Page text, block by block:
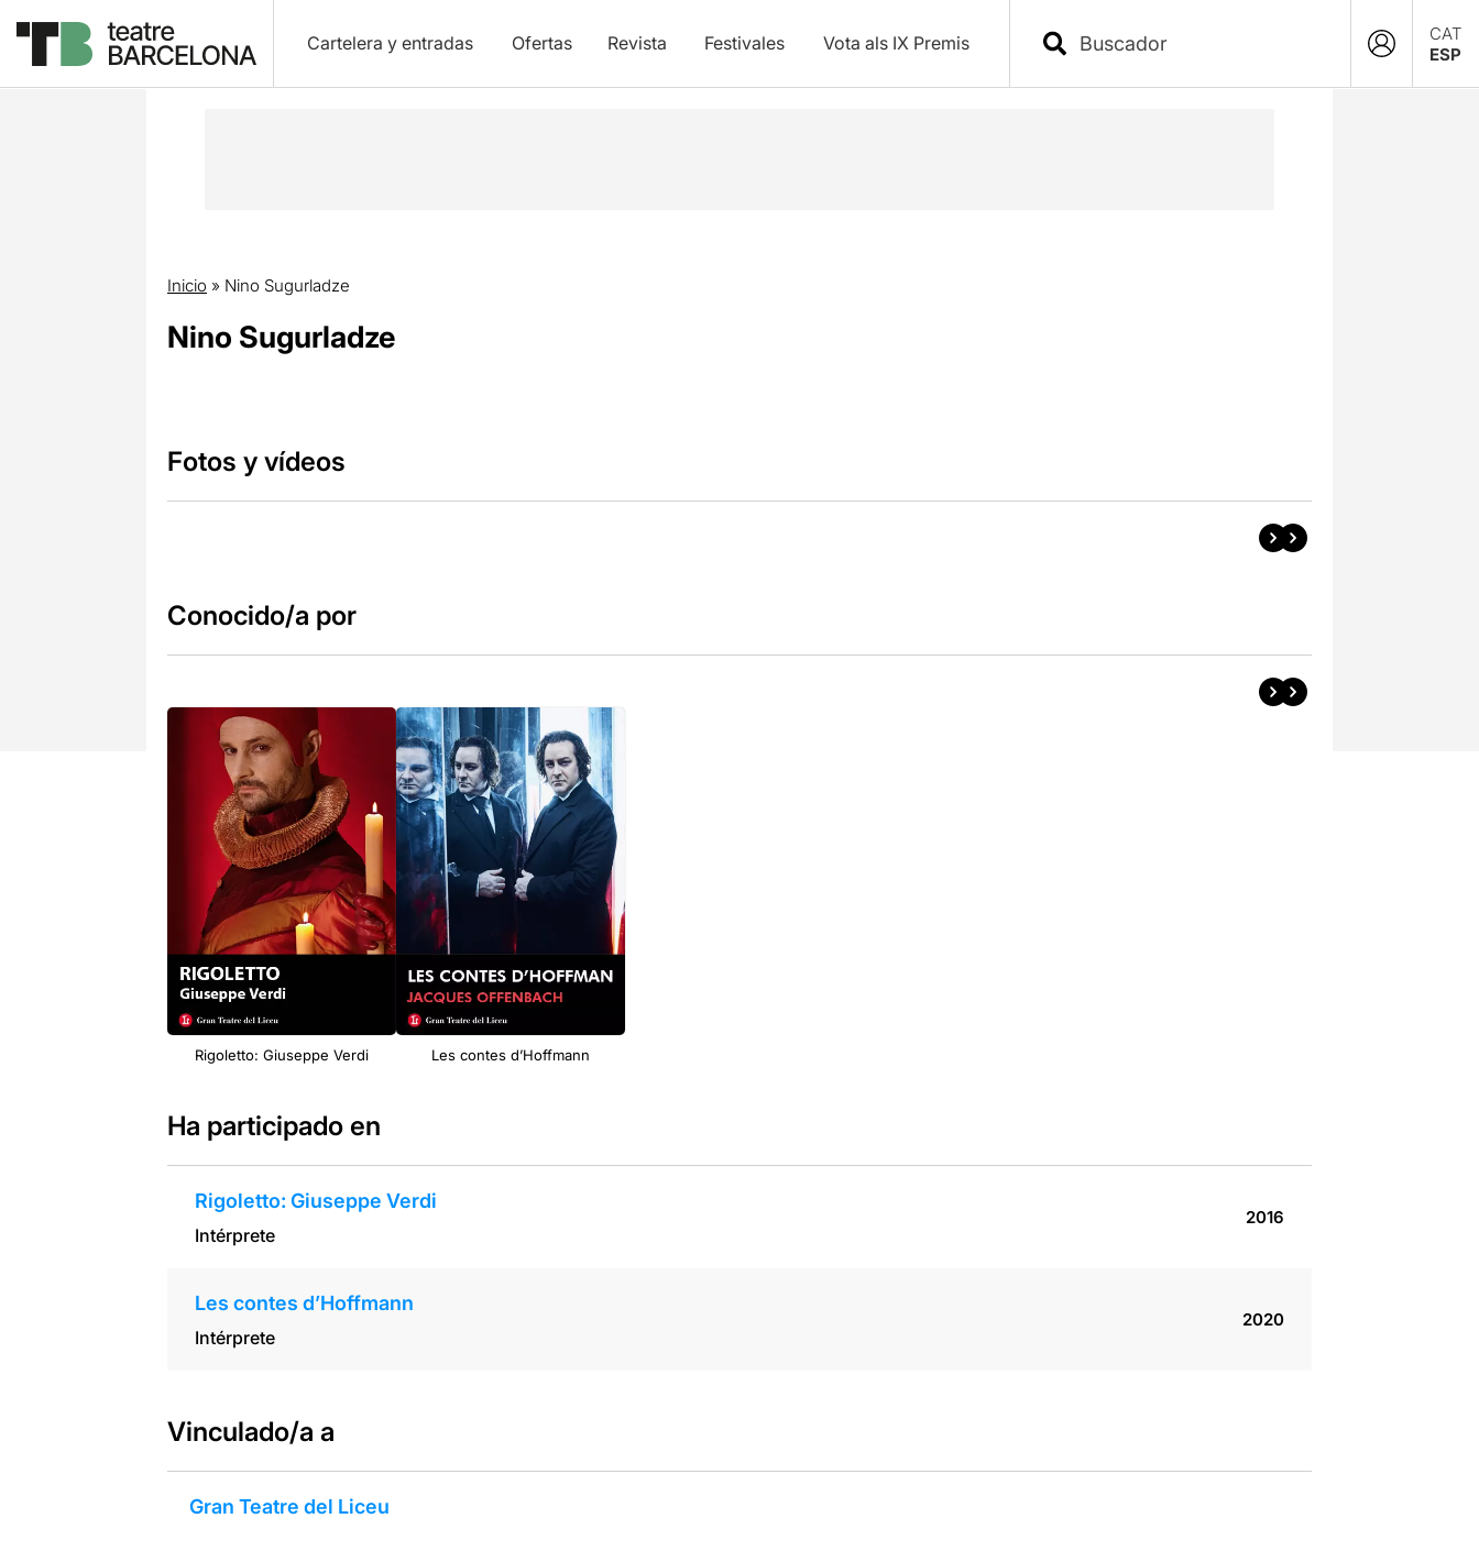
Cartelera y entradas Ofertas Revista Festivales Vota als IX Premis
CAT
ESP
Inicio » Nino Sugurladze
Nino Sugurladze
Fotos y vídeos
Conocido/a por
Rigoletto: Giuseppe Verdi Les contes d’Hoffmann
Ha participado en
Rigoletto: Giuseppe Verdi
Intérprete
2016
Les contes d’Hoffmann
Intérprete
2020
Vinculado/a a
Gran Teatre del Liceu